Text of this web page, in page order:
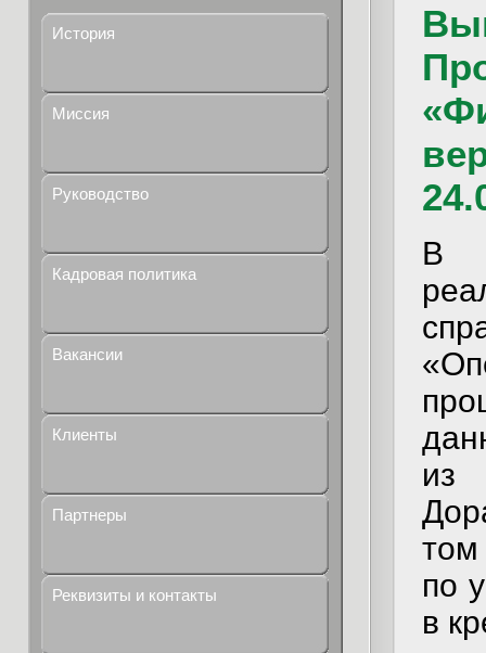
История
Миссия
Руководство
Кадровая политика
Вакансии
Клиенты
Партнеры
Реквизиты и контакты
В
из
по
в